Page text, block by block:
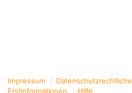
Impressum
Datenschutzrechtliche
Erstinformationen
Hilfe